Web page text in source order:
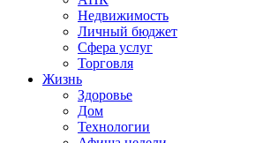
Недвижимость
Личный бюджет
Сфера услуг
Торговля
Жизнь
Здоровье
Дом
Технологии